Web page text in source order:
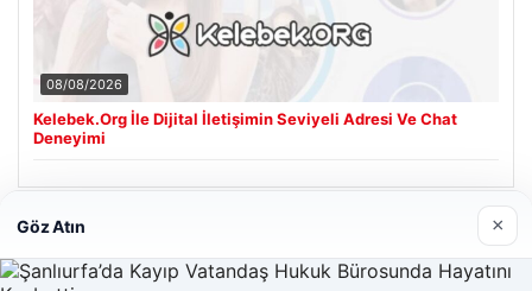
08/08/2026
Kelebek.Org İle Dijital İletişimin Seviyeli Adresi Ve Chat
Deneyimi
Son Eklenen Firmalar
Göz Atın ×